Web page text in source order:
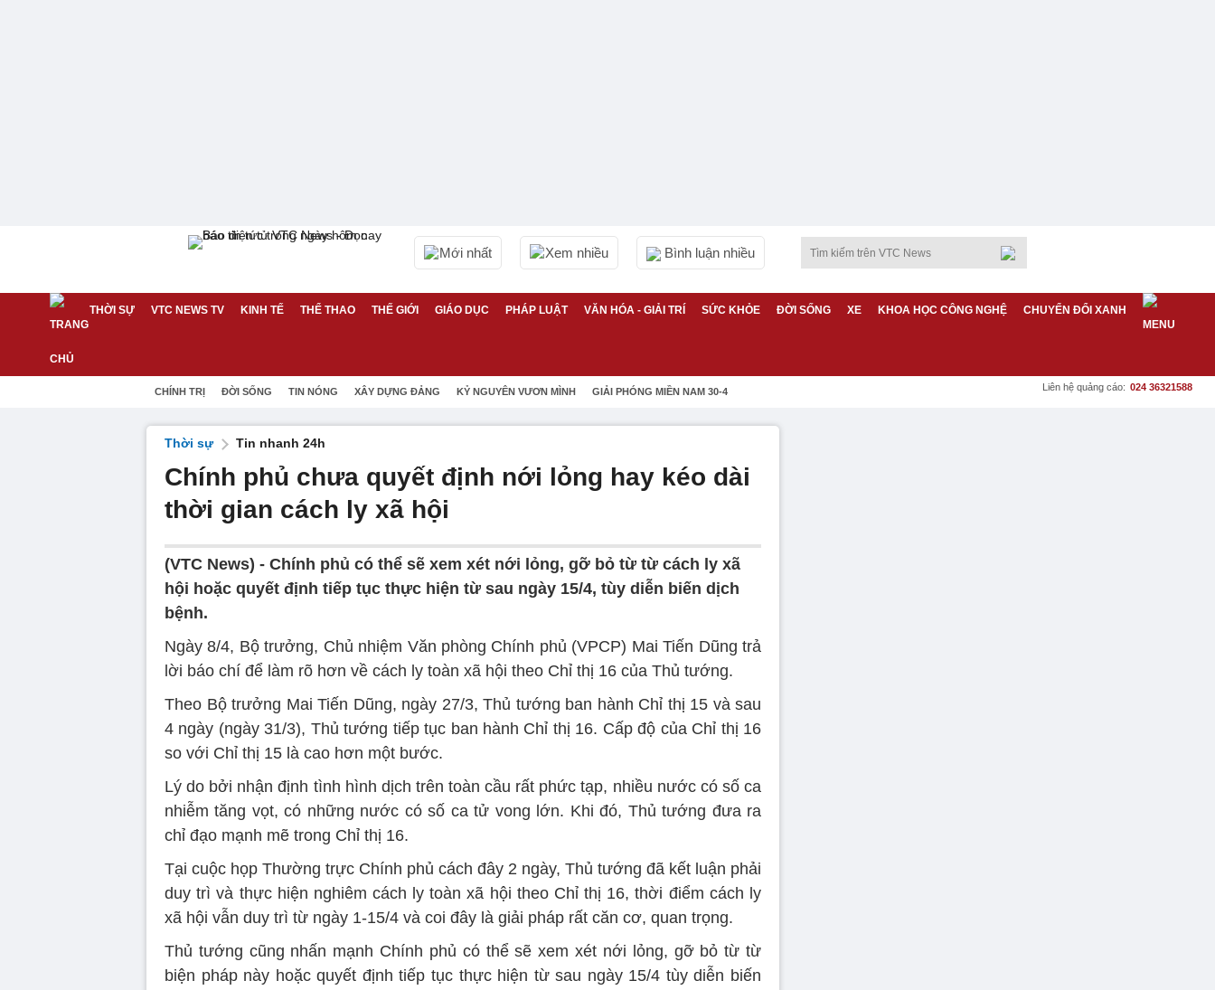
Mới nhất Xem nhiều Bình luận nhiều
THỜI SỰ VTC NEWS TV KINH TẾ THỂ THAO THẾ GIỚI GIÁO DỤC PHÁP LUẬT VĂN HÓA - GIẢI TRÍ SỨC KHỎE ĐỜI SỐNG XE KHOA HỌC CÔNG NGHỆ CHUYỂN ĐỔI XANH
CHÍNH TRỊ ĐỜI SỐNG TIN NÓNG XÂY DỰNG ĐẢNG KỶ NGUYÊN VƯƠN MÌNH GIẢI PHÓNG MIỀN NAM 30-4 Liên hệ quảng cáo: 024 36321588
Thời sự Tin nhanh 24h
Chính phủ chưa quyết định nới lỏng hay kéo dài
thời gian cách ly xã hội
(VTC News) - Chính phủ có thể sẽ xem xét nới lỏng, gỡ bỏ từ từ cách ly xã
hội hoặc quyết định tiếp tục thực hiện từ sau ngày 15/4, tùy diễn biến dịch
bệnh.
Ngày 8/4, Bộ trưởng, Chủ nhiệm Văn phòng Chính phủ (VPCP) Mai Tiến Dũng trả
lời báo chí để làm rõ hơn về cách ly toàn xã hội theo Chỉ thị 16 của Thủ tướng.
Theo Bộ trưởng Mai Tiến Dũng, ngày 27/3, Thủ tướng ban hành Chỉ thị 15 và sau
4 ngày (ngày 31/3), Thủ tướng tiếp tục ban hành Chỉ thị 16. Cấp độ của Chỉ thị 16
so với Chỉ thị 15 là cao hơn một bước.
Lý do bởi nhận định tình hình dịch trên toàn cầu rất phức tạp, nhiều nước có số ca
nhiễm tăng vọt, có những nước có số ca tử vong lớn. Khi đó, Thủ tướng đưa ra
chỉ đạo mạnh mẽ trong Chỉ thị 16.
Tại cuộc họp Thường trực Chính phủ cách đây 2 ngày, Thủ tướng đã kết luận phải
duy trì và thực hiện nghiêm cách ly toàn xã hội theo Chỉ thị 16, thời điểm cách ly
xã hội vẫn duy trì từ ngày 1-15/4 và coi đây là giải pháp rất căn cơ, quan trọng.
Thủ tướng cũng nhấn mạnh Chính phủ có thể sẽ xem xét nới lỏng, gỡ bỏ từ từ
biện pháp này hoặc quyết định tiếp tục thực hiện từ sau ngày 15/4 tùy diễn biến